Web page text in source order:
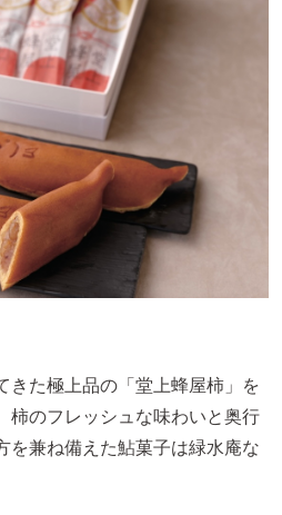
きた極上品の「堂上蜂屋柿」を
柿のフレッシュな味わいと奥行
を兼ね備えた鮎菓子は緑水庵な